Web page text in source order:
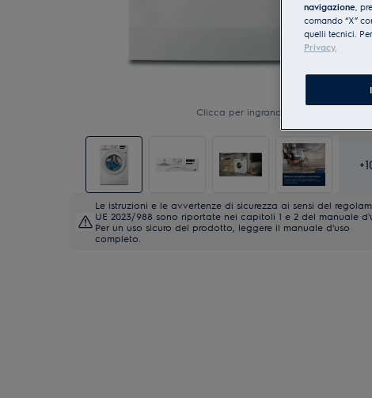
Clicca per ingrandire
+
Le istruzioni e le avvertenze di sicurezza ai sensi del
UE 2023/988 sono riportate nei capitoli 1 e 2 del manuale
Per un uso sicuro del prodotto, leggere il manuale d'uso
completo.
navigazione,
comando “X”
quelli tecnici.
Privacy.